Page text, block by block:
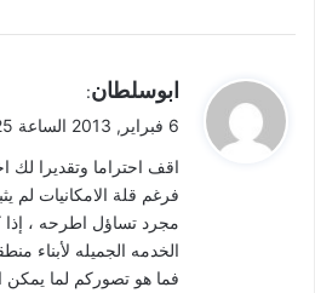
ي
ق
ل
ابوسلطان:
6 فبراير, 2013 الساعة 10:25 م
اقف احتراما وتقديرا لك
فرغم قلة الامكانيات لم
مجرد تساؤل اطرحه ، إذا
الخدمه الجميله لأبناء
فما هو تصوركم لما يمكن